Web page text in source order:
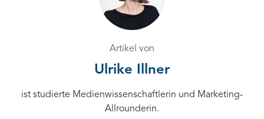
Artikel von
Ulrike Illner
ist studierte Medienwissenschaftlerin und Marketing-
Allrounderin.